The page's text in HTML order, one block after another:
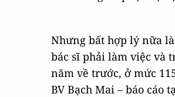
Nhưng bất hợp lý nữa
bác sĩ phải làm việc và
năm về trước, ở mức
BV Bạch Mai – báo cáo